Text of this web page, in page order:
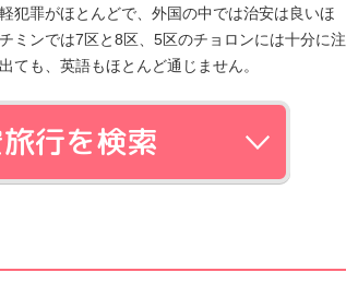
犯罪がほとんどで、外国の中では治安は良いほ
ミンでは7区と8区、5区のチョロンには十分に注
ても、英語もほとんど通じません。
行を検索